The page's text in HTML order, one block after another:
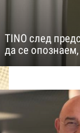
TINO след
да се